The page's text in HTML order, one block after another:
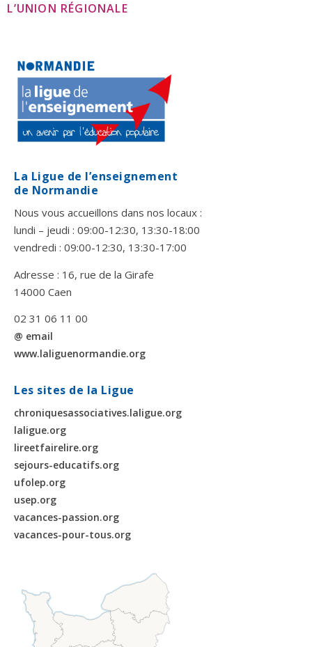
L’UNION RÉGIONALE
La Ligue de l’enseignement
de Normandie
Nous vous accueillons dans nos locaux :
lundi – jeudi : 09:00-12:30, 13:30-18:00
vendredi : 09:00-12:30, 13:30-17:00
Adresse : 16, rue de la Girafe
14000 Caen
02 31 06 11 00
@ email
www.laliguenormandie.org
Les sites de la Ligue
chroniquesassociatives.laligue.org
laligue.org
lireetfairelire.org
sejours-educatifs.org
ufolep.org
usep.org
vacances-passion.org
vacances-pour-tous.org